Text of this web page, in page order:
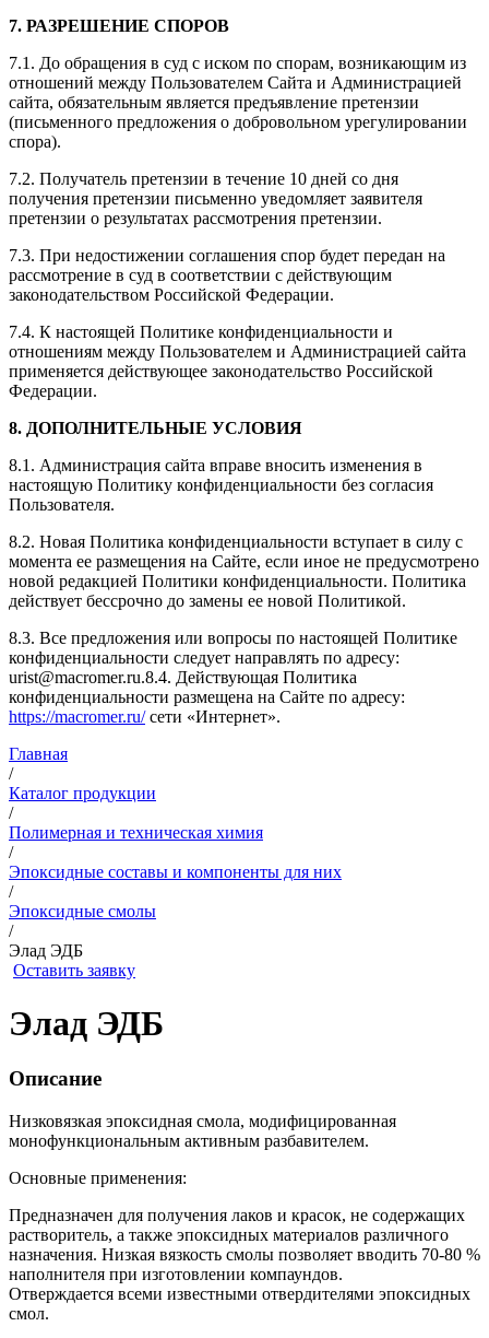
7. РАЗРЕШЕНИЕ СПОРОВ
7.1. До обращения в суд с иском по спорам, возникающим из
отношений между Пользователем Сайта и Администрацией
сайта, обязательным является предъявление претензии
(письменного предложения о добровольном урегулировании
спора).
7.2. Получатель претензии в течение 10 дней со дня
получения претензии письменно уведомляет заявителя
претензии о результатах рассмотрения претензии.
7.3. При недостижении соглашения спор будет передан на
рассмотрение в суд в соответствии с действующим
законодательством Российской Федерации.
7.4. К настоящей Политике конфиденциальности и
отношениям между Пользователем и Администрацией сайта
применяется действующее законодательство Российской
Федерации.
8. ДОПОЛНИТЕЛЬНЫЕ УСЛОВИЯ
8.1. Администрация сайта вправе вносить изменения в
настоящую Политику конфиденциальности без согласия
Пользователя.
8.2. Новая Политика конфиденциальности вступает в силу с
момента ее размещения на Сайте, если иное не предусмотрено
новой редакцией Политики конфиденциальности. Политика
действует бессрочно до замены ее новой Политикой.
8.3. Все предложения или вопросы по настоящей Политике
конфиденциальности следует направлять по адресу:
urist@macromer.ru.8.4. Действующая Политика
конфиденциальности размещена на Сайте по адресу:
https://macromer.ru/сети «Интернет».
Главная
/
Каталог продукции
/
Полимерная и техническая химия
/
Эпоксидные составы и компоненты для них
/
Эпоксидные смолы
/
Элад ЭДБ
Оставить заявку
Элад ЭДБ
Описание
Низковязкая эпоксидная смола, модифицированная
монофункциональным активным разбавителем.
Основные применения:
Предназначен для получения лаков и красок, не содержащих
растворитель, а также эпоксидных материалов различного
назначения. Низкая вязкость смолы позволяет вводить 70-80 %
наполнителя при изготовлении компаундов.
Отверждается всеми известными отвердителями эпоксидных
смол.